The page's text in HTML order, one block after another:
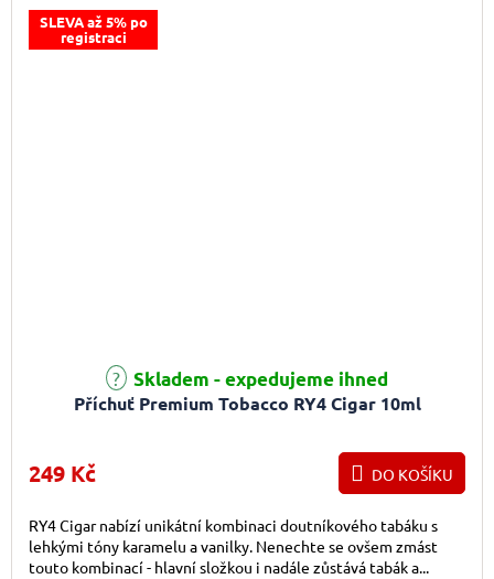
SLEVA až 5% po
registraci
Příchuť Premium Tobacco RY4 Cigar 10ml
Skladem - expedujeme ihned
249 Kč DO KOŠÍKU
RY4 Cigar nabízí unikátní kombinaci doutníkového tabáku s
lehkými tóny karamelu a vanilky. Nenechte se ovšem zmást
touto kombinací - hlavní složkou i nadále zůstává tabák a...